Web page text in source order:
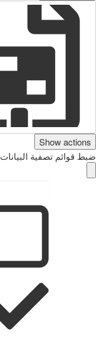
Show actions
ضبط قوائم تصفية البيانات